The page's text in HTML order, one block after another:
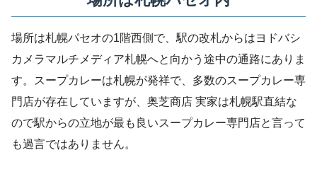
場所は札幌パセオの1階西側で、駅の改札からはヨドバシ
カメラマルチメディア札幌へと向かう途中の通路にありま
す。スープカレーは札幌が発祥で、多数のスープカレー専
門店が存在していますが、奥芝商店 実家は札幌駅直結な
ので駅からの立地が最も良いスープカレー専門店と言って
も過言ではありません。